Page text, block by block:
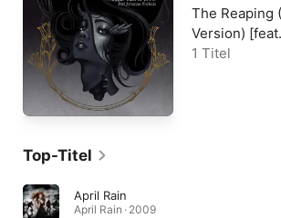
The Reaping
Version)
Kurkela] -
1 Titel
Top-Titel
April Rain
April Rain · 2009